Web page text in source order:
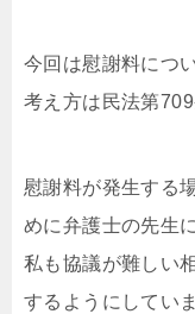
今回は慰謝料につ
考え方は民法第
慰謝料が発生する
めに弁護士の先生
私も協議が難しい
するようにしていま